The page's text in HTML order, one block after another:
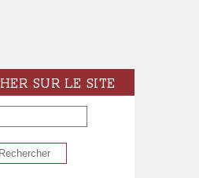
SUR LE SITE